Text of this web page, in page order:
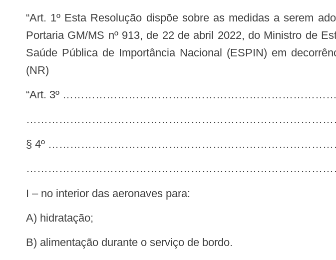
“Art. 1º Esta Resolução dispõe sobre as medidas a serem adotadas em aeroportos e aeronaves em virtude da publicação da
Portaria GM/MS nº 913, de 22 de abril 2022, do Ministro de
Saúde Pública de Importância Nacional (ESPIN) em
(NR)
“Art. 3º
§ 4º
I – no interior das aeronaves para:
a) hidratação;
b) alimentação durante o serviço de bordo.